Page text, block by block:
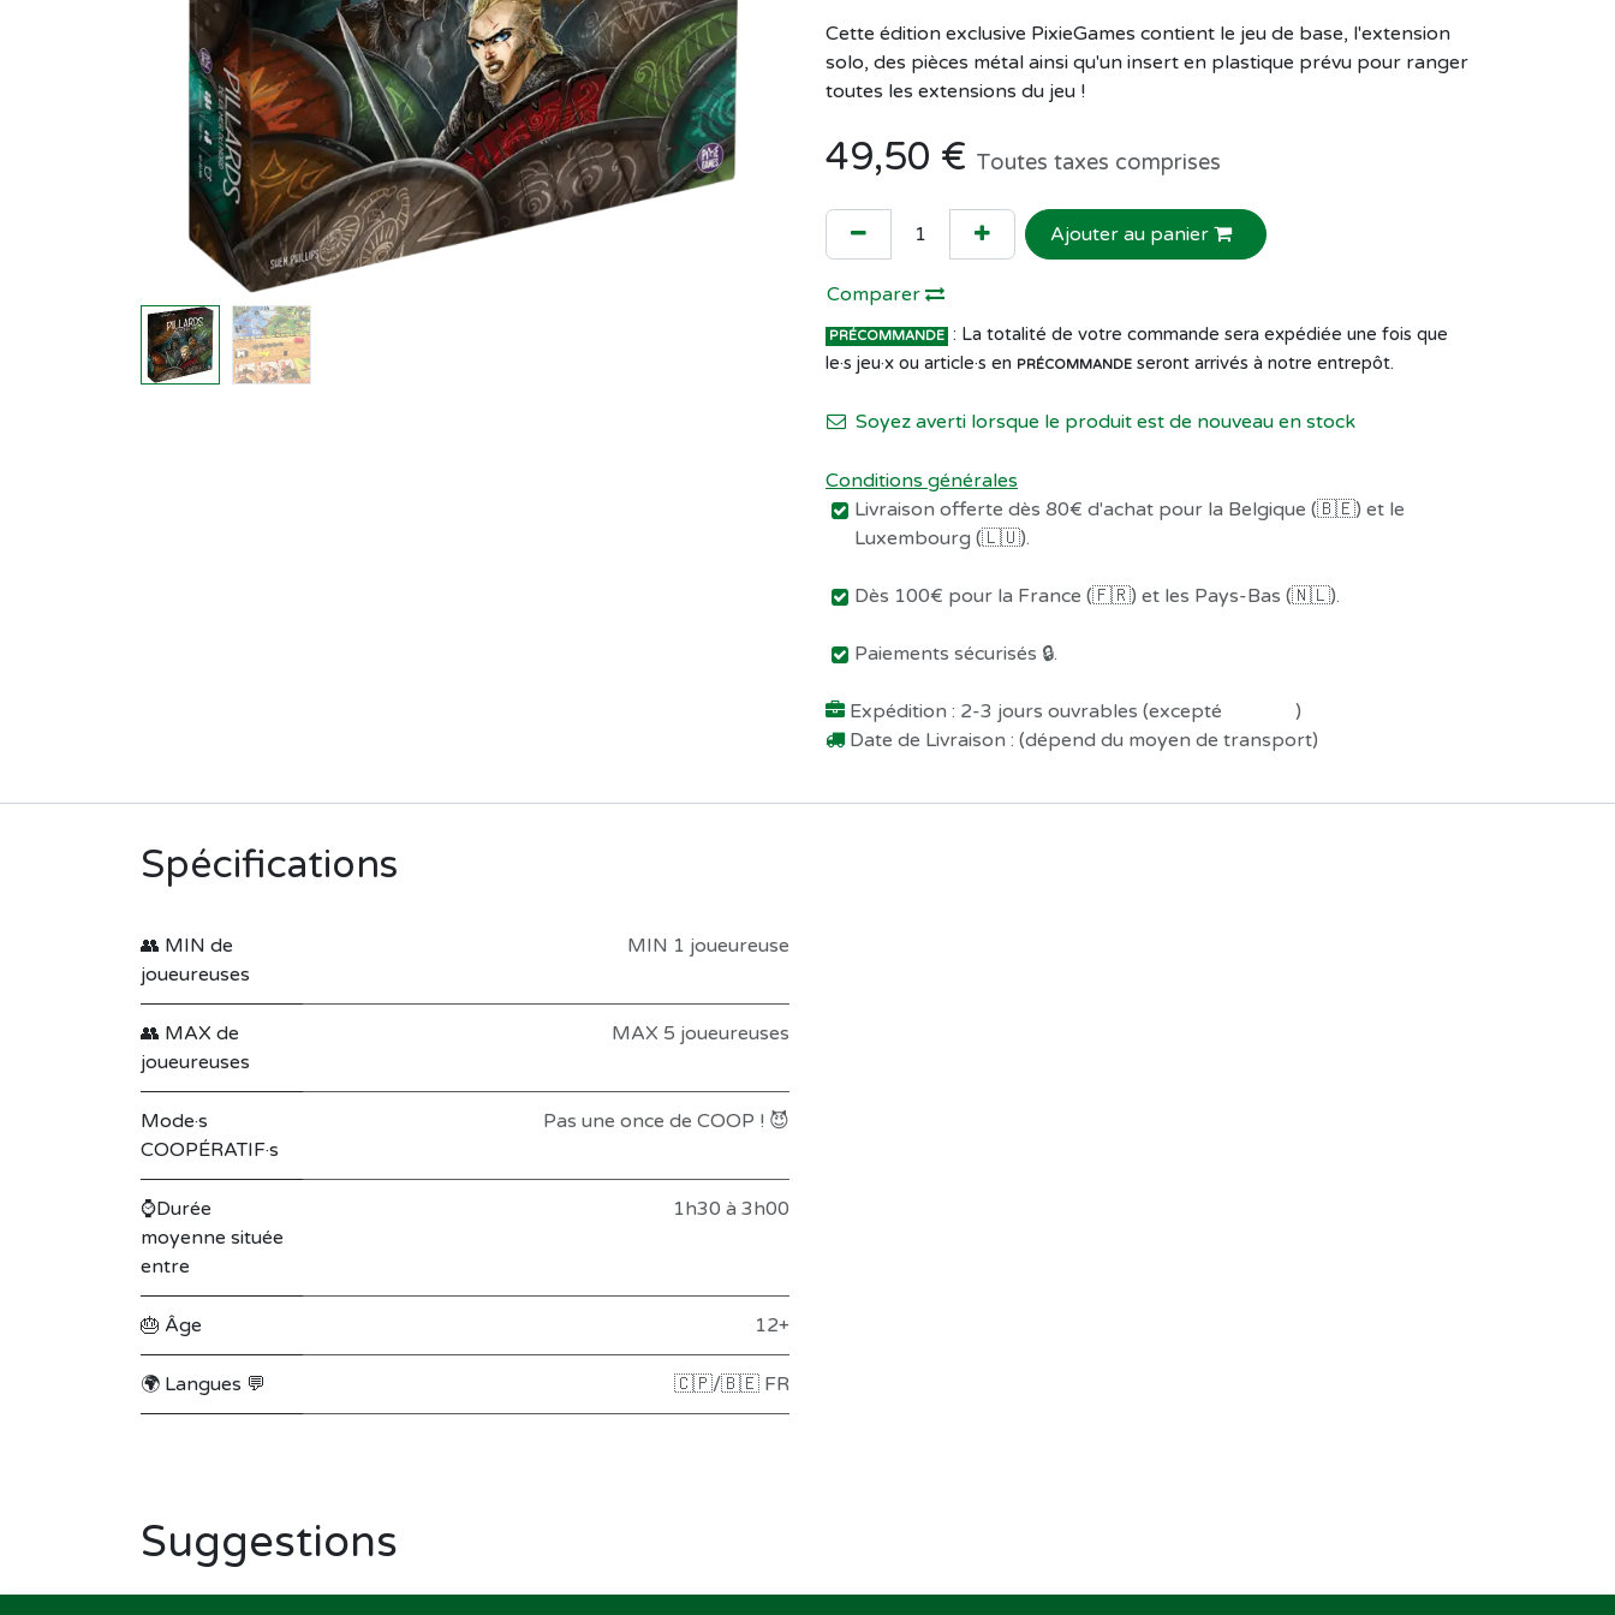
Cette édition exclusive PixieGames contient le jeu de base, l'extension
solo, des pièces métal ainsi qu'un insert en plastique prévu pour ranger
toutes les extensions du jeu !
49,50 € Toutes taxes comprises
Ajouter au panier
Comparer
PRÉCOMMANDE : La totalité de votre commande sera expédiée une fois que
le·s jeu·x ou article·s en PRÉCOMMANDE seront arrivés à notre entrepôt.
Soyez averti lorsque le produit est de nouveau en stock
Conditions générales
Livraison offerte dès 80€ d'achat pour la Belgique (🇧🇪) et le
Luxembourg (🇱🇺).
Dès 100€ pour la France (🇫🇷) et les Pays-Bas (🇳🇱).
Paiements sécurisés 🔒.
Expédition : 2-3 jours ouvrables (excepté
)
Date de Livraison : (dépend du moyen de transport)
Spécifications
👥 MIN de
joueureuses
MIN 1 joueureuse
👥 MAX de
joueureuses
MAX 5 joueureuses
Mode·s
COOPÉRATIF·s
Pas une once de COOP ! 😈
⌚Durée
moyenne située
entre
1h30 à 3h00
🎂 Âge 12+
🌍 Langues 💬 🇨🇵/🇧🇪 FR
Suggestions